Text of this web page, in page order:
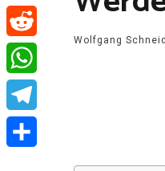
Wolfgang
Twitter
Reddit
WhatsApp
Telegram